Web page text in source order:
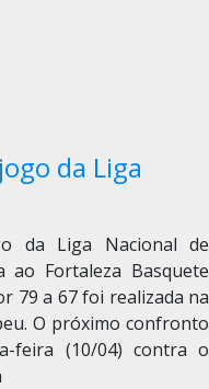
da Liga
da Liga Nacional de
Fortaleza Basquete
79 a 67 foi realizada na
O próximo confronto
feira (10/04) contra o